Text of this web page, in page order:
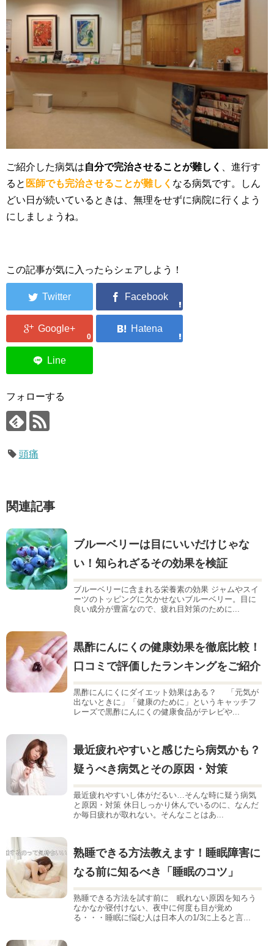
ご紹介した病気は自分で完治させることが難しく
、進行す
ると 医師でも完治させることが難しく なる病気です。しん
どい日が続いているときは、無理をせずに病院に行くよう
にしましょうね。
この記事が気に入ったらシェアしよう！
0
フォローする
頭痛
関連記事
ブルーベリーは目にいいだけじゃな
い！知られざるその効果を検証
ブルーベリーに含まれる栄養素の効果 ジャムやスイ
ーツのトッピングに欠かせないブルーベリー。目に
良い成分が豊富なので、疲れ目対策のために...
黒酢にんにくの健康効果を徹底比較！
口コミで評価したランキングをご紹介
黒酢にんにくにダイエット効果はある？ 「元気が
出ないときに」「健康のために」というキャッチフ
レーズで黒酢にんにくの健康食品がテレビや...
最近疲れやすいと感じたら病気かも？
疑うべき病気とその原因・対策
最近疲れやすいし体がだるい…そんな時に疑う病気
と原因・対策 休日しっかり休んでいるのに、なんだ
か毎日疲れが取れない。そんなことはあ...
熟睡できる方法教えます！睡眠障害に
なる前に知るべき「睡眠のコツ」
熟睡できる方法を試す前に 眠れない原因を知ろう
なかなか寝付けない、夜中に何度も目が覚め
る・・・睡眠に悩む人は日本人の1/3に上ると言...